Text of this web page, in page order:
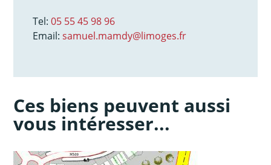
Tel:05 55 45 98 96
Email:samuel.mamdy@limoges.fr
Ces biens peuvent aussi
vous intéresser...